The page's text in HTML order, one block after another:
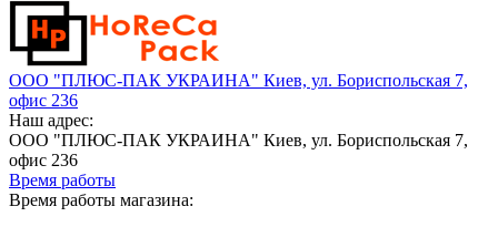
ООО "ПЛЮС-ПАК УКРАИНА" Киев, ул. Бориспольская 7,
офис 236
Наш адрес:
ООО "ПЛЮС-ПАК УКРАИНА" Киев, ул. Бориспольская 7,
офис 236
Время работы
Время работы магазина: